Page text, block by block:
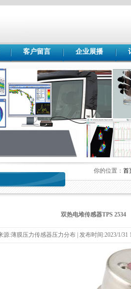
客户留言 企业展播
你的位置： 首
双热电堆传感器TPS 2534
源:薄膜压力传感器压力分布 | 发布时间:2023/1/31